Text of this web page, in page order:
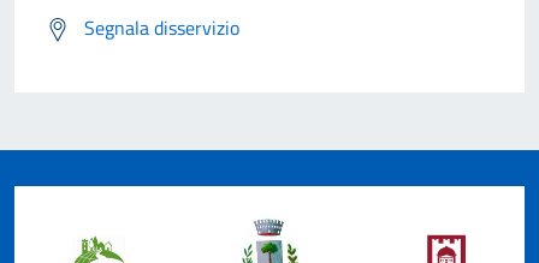
Segnala disservizio